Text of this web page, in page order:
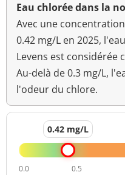
Ammonium (en NH4)
Odeur (qualitatif)
Saveur (qualitatif)
Eau chlorée dans la
Avec une
0.42 mg/L en 2025,
Levens est
Au-delà de 0.3 mg/L,
l'odeur du chlore.
0.42 mg/L
0.0 0.5